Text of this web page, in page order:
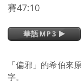
賽47:10
華語MP3
「偏邪」的希伯
字。